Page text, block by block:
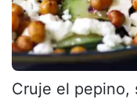
Cruje el pepino,